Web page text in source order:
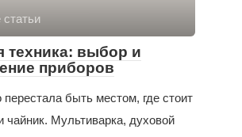
техника: выбор и
приборов
перестала быть местом, где стоит
чайник. Мультиварка, духовой